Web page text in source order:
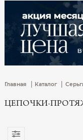
Главная | Каталог |
ЦЕПОЧКИ-